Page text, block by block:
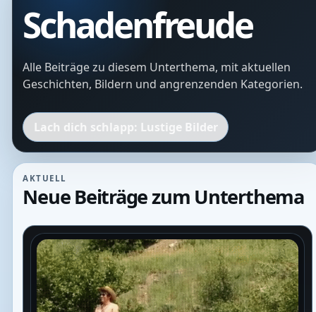
Schadenfreude
Alle Beiträge zu diesem Unterthema, mit aktuellen
Geschichten, Bildern und angrenzenden Kategorien.
Lach dich schlapp: Lustige Bilder
AKTUELL
Neue Beiträge zum Unterthema